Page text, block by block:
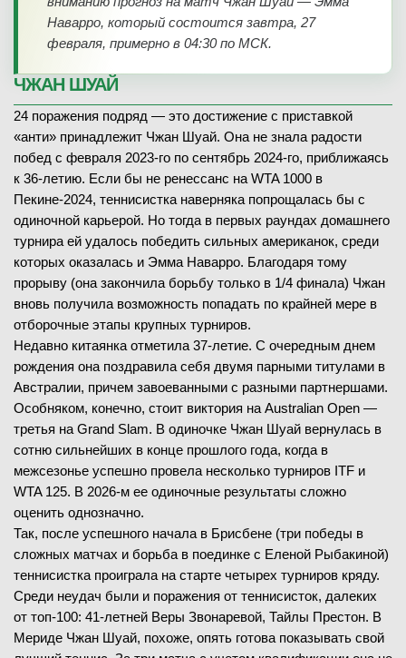
Наварро, который состоится завтра, 27
февраля, примерно в 04:30 по МСК.
ЧЖАН ШУАЙ
24 поражения подряд — это достижение с приставкой
«анти» принадлежит Чжан Шуай. Она не знала радости
побед с февраля 2023-го по сентябрь 2024-го, приближаясь
к 36-летию. Если бы не ренессанс на WTA 1000 в
Пекине-2024, теннисистка наверняка попрощалась бы с
одиночной карьерой. Но тогда в первых раундах домашнего
турнира ей удалось победить сильных американок, среди
которых оказалась и Эмма Наварро. Благодаря тому
прорыву (она закончила борьбу только в 1/4 финала) Чжан
вновь получила возможность попадать по крайней мере в
отборочные этапы крупных турниров.
Недавно китаянка отметила 37-летие. С очередным днем
рождения она поздравила себя двумя парными титулами в
Австралии, причем завоеванными с разными партнершами.
Особняком, конечно, стоит виктория на Australian Open —
третья на Grand Slam. В одиночке Чжан Шуай вернулась в
сотню сильнейших в конце прошлого года, когда в
межсезонье успешно провела несколько турниров ITF и
WTA 125. В 2026-м ее одиночные результаты сложно
оценить однозначно.
Так, после успешного начала в Брисбене (три победы в
сложных матчах и борьба в поединке с Еленой Рыбакиной)
теннисистка проиграла на старте четырех турниров кряду.
Среди неудач были и поражения от теннисисток, далеких
от топ-100: 41-летней Веры Звонаревой, Тайлы Престон. В
Мериде Чжан Шуай, похоже, опять готова показывать свой